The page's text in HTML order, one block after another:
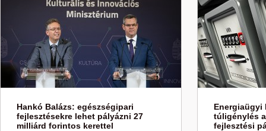
Hankó Balázs: egészségipari
fejlesztésekre lehet pályázni 27
milliárd forintos kerettel
Energiaügyi
túligénylés
fejlesztési